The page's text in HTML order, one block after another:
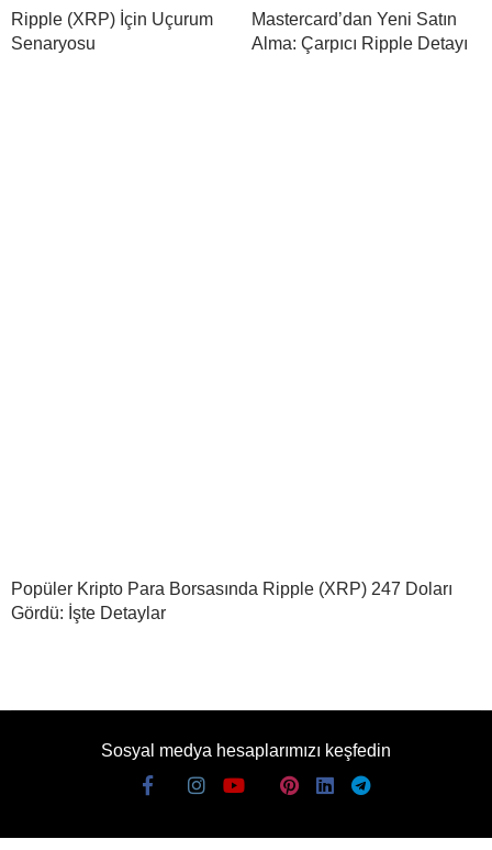
Ripple (XRP) İçin Uçurum
Senaryosu
Mastercard’dan Yeni Satın
Alma: Çarpıcı Ripple Detayı
Popüler Kripto Para Borsasında Ripple (XRP) 247 Doları
Gördü: İşte Detaylar
Sosyal medya hesaplarımızı keşfedin